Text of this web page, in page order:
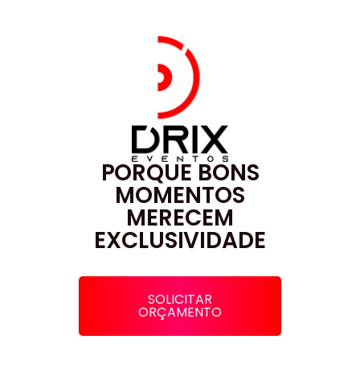
PORQUE BONS
MOMENTOS
MERECEM
EXCLUSIVIDADE
SOLICITAR
ORÇAMENTO